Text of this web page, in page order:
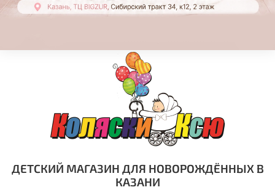
ДЕТСКИЙ МАГАЗИН ДЛЯ НОВОРОЖДЁННЫХ В
КАЗАНИ